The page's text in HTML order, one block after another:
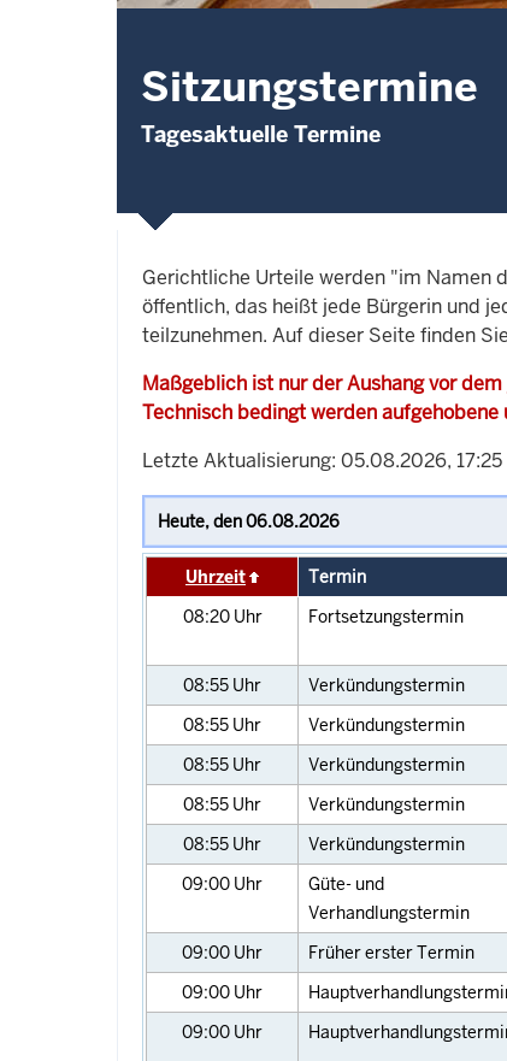
Sitzungstermine
Tagesaktuelle Termine
Gerichtliche Urteile werden "im Namen
öffentlich, das heißt jede Bürgerin und
teilzunehmen. Auf dieser Seite finden
Maßgeblich ist nur der Aushang vor
Technisch bedingt werden
Letzte Aktualisierung: 05.08.2026, 17:25
Uhrzeit Termin
08:20 Uhr Fortsetzungstermin
08:55 Uhr Verkündungstermin
08:55 Uhr Verkündungstermin
08:55 Uhr Verkündungstermin
08:55 Uhr Verkündungstermin
08:55 Uhr Verkündungstermin
09:00 Uhr
Güte- und
Verhandlungstermin
09:00 Uhr Früher erster Termin
09:00 Uhr
09:00 Uhr